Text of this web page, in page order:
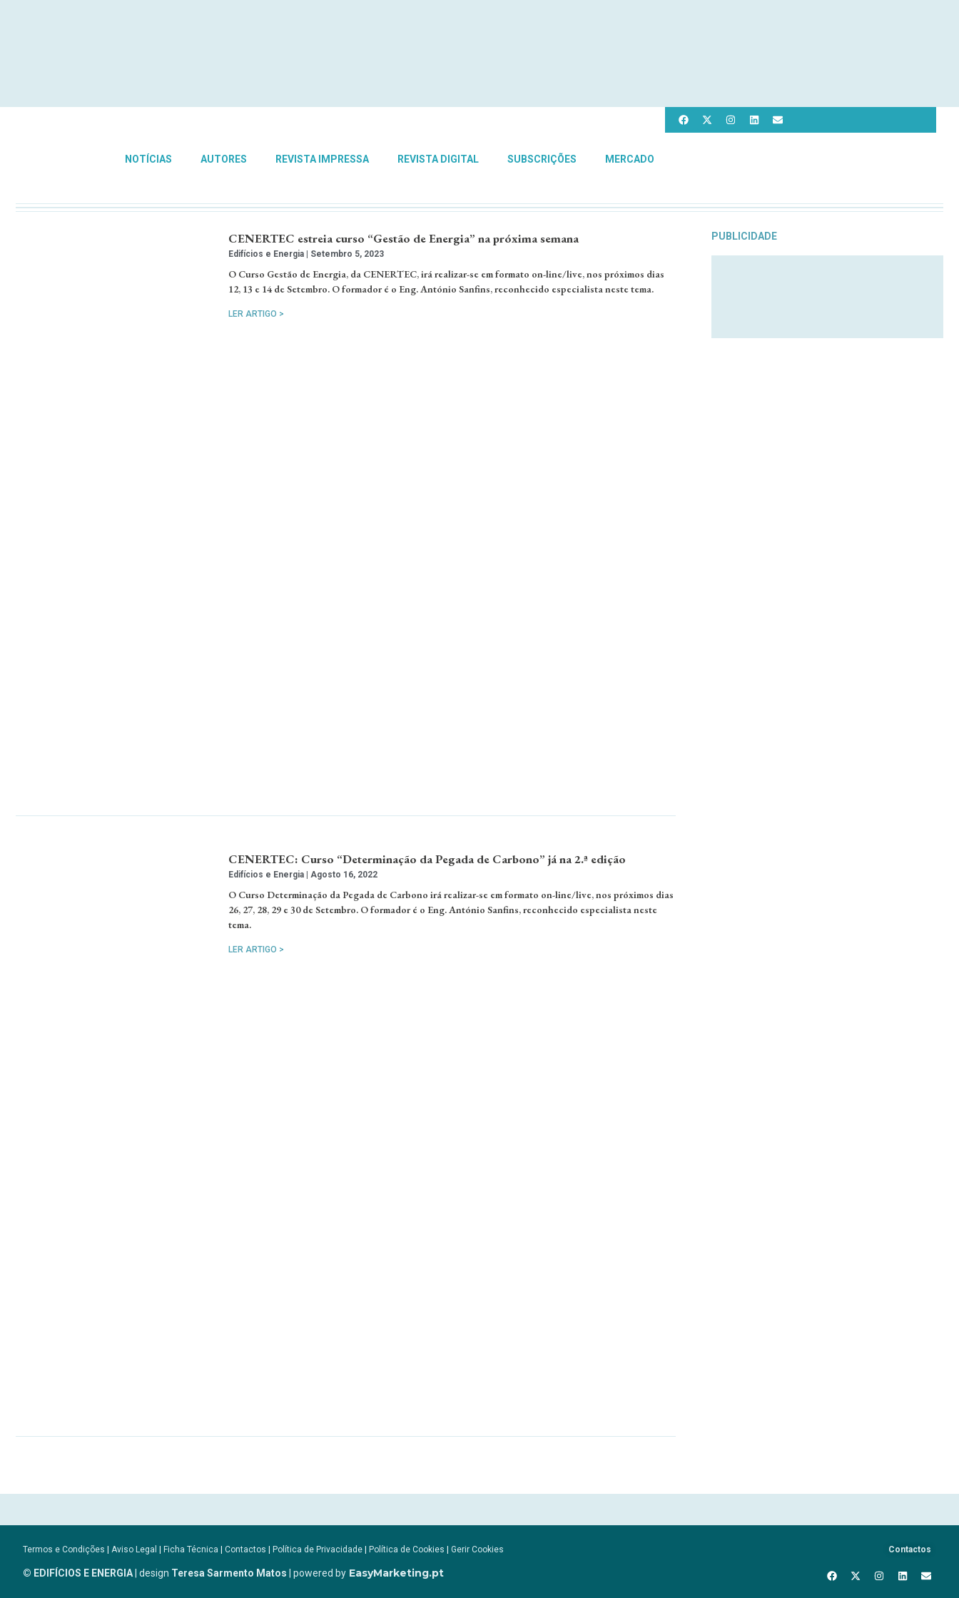
NOTÍCIAS AUTORES REVISTA IMPRESSA REVISTA DIGITAL SUBSCRIÇÕES MERCADO
CENERTEC estreia curso “Gestão de Energia” na próxima semana
Edifícios e Energia Setembro 5, 2023
O Curso Gestão de Energia, da CENERTEC, irá realizar-se em formato on-line/live, nos próximos dias
12, 13 e 14 de Setembro. O formador é o Eng. António Sanfins, reconhecido especialista neste tema.
LER ARTIGO >
CENERTEC: Curso “Determinação da Pegada de Carbono” já na 2.ª edição
Edifícios e Energia Agosto 16, 2022
O Curso Determinação da Pegada de Carbono irá realizar-se em formato on-line/live, nos próximos dias
26, 27, 28, 29 e 30 de Setembro. O formador é o Eng. António Sanfins, reconhecido especialista neste
tema.
LER ARTIGO >
PUBLICIDADE
Termos e Condições | Aviso Legal | Ficha Técnica | Contactos | Política de Privacidade | Política de Cookies | Gerir Cookies
© EDIFÍCIOS E ENERGIA | design Teresa Sarmento Matos | powered by EasyMarketing.pt
Contactos